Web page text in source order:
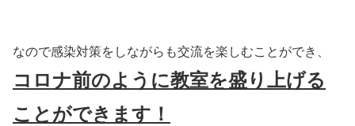
なので感染対策をしながらも交流を楽しむことができ、
コロナ前のように教室を盛り上げる
ことができます！